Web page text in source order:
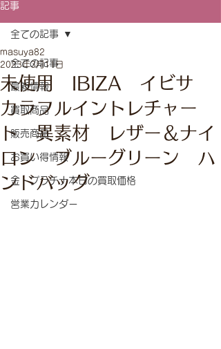
記事
全ての記事
最新情報
買取商品
販売商品
お買い得情報
金・プラチナ本日の買取価格
営業カレンダー
全ての記事
未使用 IBIZA イビサ
カラフルイントレチャー
ト 異素材 レザー＆ナイ
ロン ブルーグリーン ハ
ンドバッグ
masuya82
2023年3月11日